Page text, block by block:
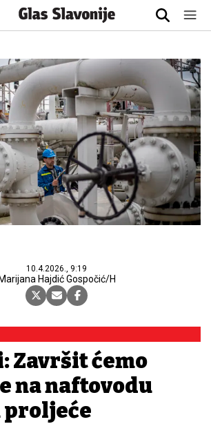
10.4.2026., 9:19
Marijana Hajdić Gospočić/H
Završit ćemo
na naftovodu
proljeće